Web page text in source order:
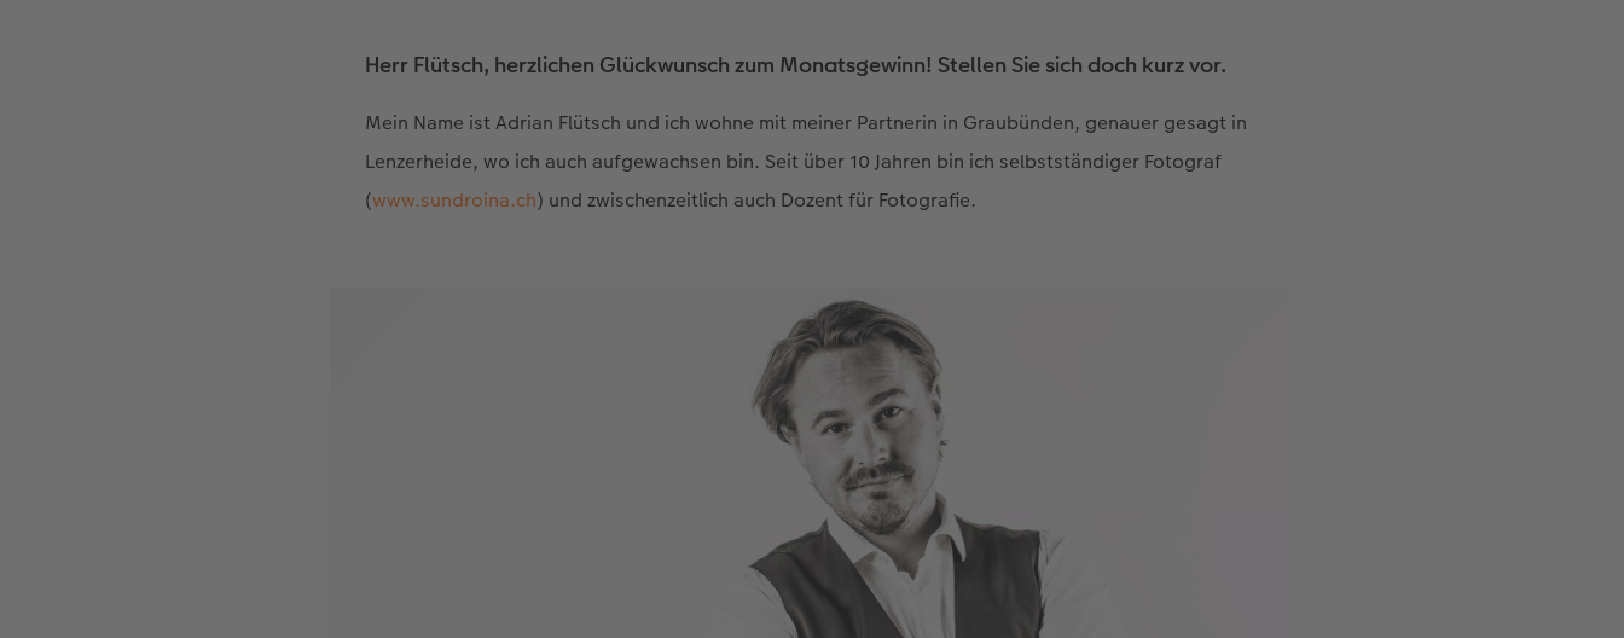
Herr Flütsch, herzlichen Glückwunsch zum Monatsgewinn! Stellen Sie sich doch kurz vor.
Mein Name ist Adrian Flütsch und ich wohne mit meiner Partnerin in Graubünden, genauer gesagt in
Lenzerheide, wo ich auch aufgewachsen bin. Seit über 10 Jahren bin ich selbstständiger Fotograf
(www.sundroina.ch) und zwischenzeitlich auch Dozent für Fotografie.